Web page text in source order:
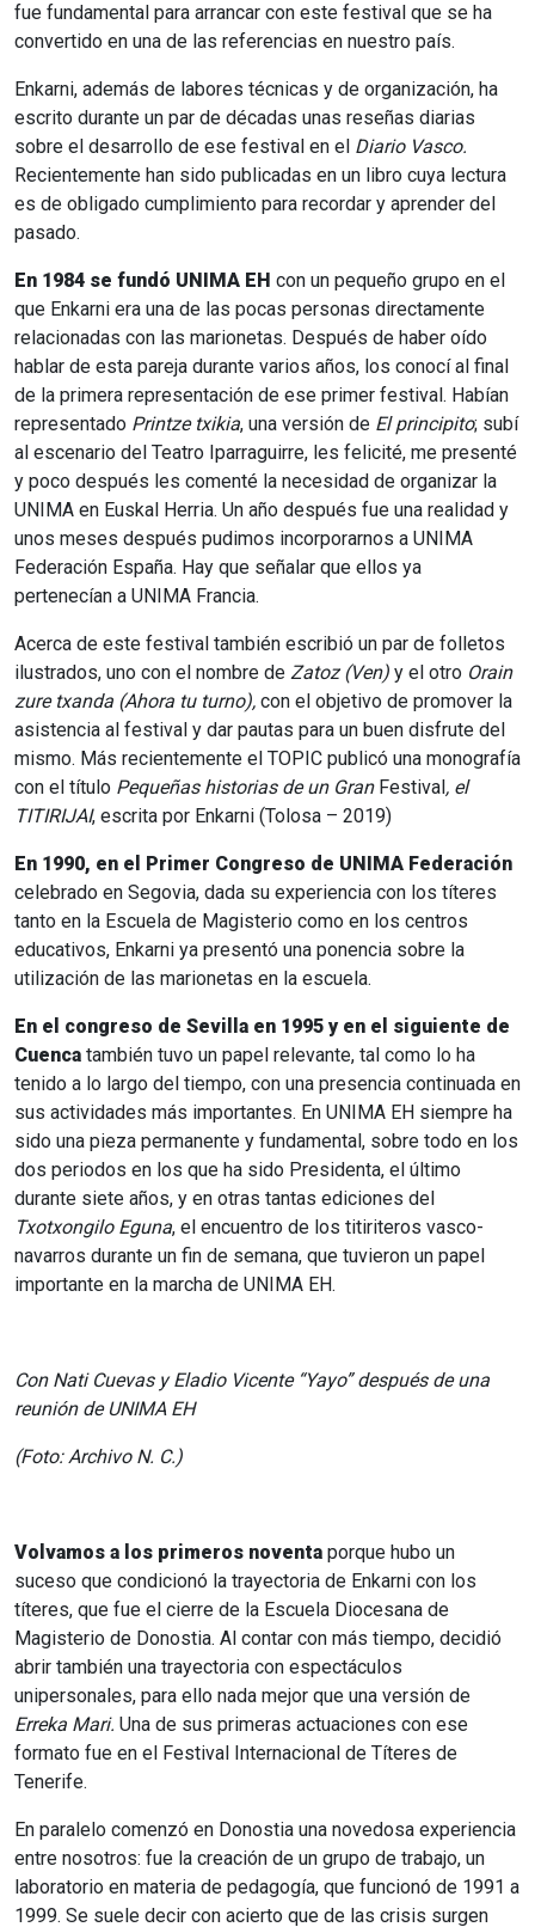
fue fundamental para arrancar con este festival que se ha
convertido en una de las referencias en nuestro país.
Enkarni, además de labores técnicas y de organización, ha
escrito durante un par de décadas unas reseñas diarias
sobre el desarrollo de ese festival en el Diario Vasco.
Recientemente han sido publicadas en un libro cuya lectura
es de obligado cumplimiento para recordar y aprender del
pasado.
En 1984 se fundó UNIMA EH con un pequeño grupo en el
que Enkarni era una de las pocas personas directamente
relacionadas con las marionetas. Después de haber oído
hablar de esta pareja durante varios años, los conocí al final
de la primera representación de ese primer festival. Habían
representado Printze txikia, una versión de El principito; subí
al escenario del Teatro Iparraguirre, les felicité, me presenté
y poco después les comenté la necesidad de organizar la
UNIMA en Euskal Herria. Un año después fue una realidad y
unos meses después pudimos incorporarnos a UNIMA
Federación España. Hay que señalar que ellos ya
pertenecían a UNIMA Francia.
Acerca de este festival también escribió un par de folletos
ilustrados, uno con el nombre de Zatoz (Ven) y el otro Orain
zure txanda (Ahora tu turno), con el objetivo de promover la
asistencia al festival y dar pautas para un buen disfrute del
mismo. Más recientemente el TOPIC publicó una monografía
con el título Pequeñas historias de un Gran Festival , el
TITIRIJAI, escrita por Enkarni (Tolosa – 2019)
En 1990, en el Primer Congreso de UNIMA Federación
celebrado en Segovia, dada su experiencia con los títeres
tanto en la Escuela de Magisterio como en los centros
educativos, Enkarni ya presentó una ponencia sobre la
utilización de las marionetas en la escuela.
En el congreso de Sevilla en 1995 y en el siguiente de
Cuenca también tuvo un papel relevante, tal como lo ha
tenido a lo largo del tiempo, con una presencia continuada en
sus actividades más importantes. En UNIMA EH siempre ha
sido una pieza permanente y fundamental, sobre todo en los
dos periodos en los que ha sido Presidenta, el último
durante siete años, y en otras tantas ediciones del
Txotxongilo Eguna, el encuentro de los titiriteros vasco-
navarros durante un fin de semana, que tuvieron un papel
importante en la marcha de UNIMA EH.
Con Nati Cuevas yEladio Vicente “Yayo” después de una
reunión de UNIMA EH
(Foto: Archivo N. C.)
Volvamos a los primeros noventa porque hubo un
suceso que condicionó la trayectoria de Enkarni con los
títeres, que fue el cierre de la Escuela Diocesana de
Magisterio de Donostia. Al contar con más tiempo, decidió
abrir también una trayectoria con espectáculos
unipersonales, para ello nada mejor que una versión de
Erreka Mari. Una de sus primeras actuaciones con ese
formato fue en el Festival Internacional de Títeres de
Tenerife.
En paralelo comenzó en Donostia una novedosa experiencia
entre nosotros: fue la creación de un grupo de trabajo, un
laboratorio en materia de pedagogía, que funcionó de 1991 a
1999. Se suele decir con acierto que de las crisis surgen